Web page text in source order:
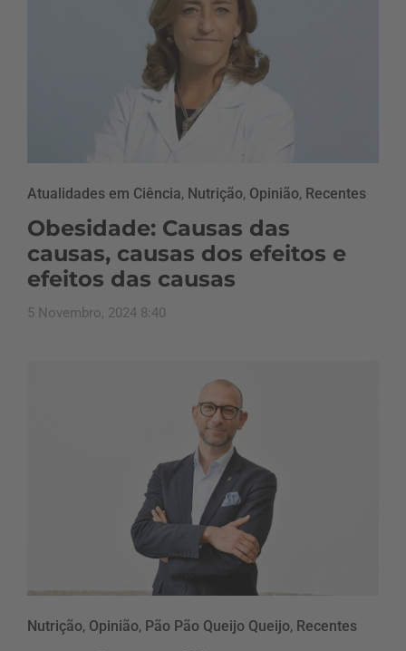
Atualidades em Ciência, Nutrição, Opinião, Recentes
Obesidade: Causas das
causas, causas dos efeitos e
efeitos das causas
5 Novembro, 2024 8:40
Nutrição, Opinião, Pão Pão Queijo Queijo, Recentes